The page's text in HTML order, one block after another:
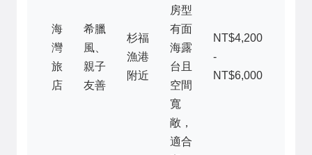
海
灣
旅
店
希臘
風、
親子
友善
杉福
漁港
附近
房型
有面
海露
台且
空間
寬
敞，
適合
NT$4,200
-
NT$6,000